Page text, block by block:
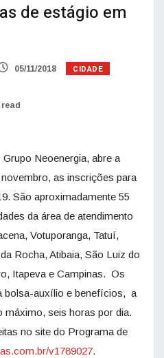
de estágio em
05/11/2018 CIDADE
Neoenergia, abre a
as inscrições para
São aproximadamente 55
da área de atendimento
Votuporanga, Tatuí,
Rocha, Atibaia, São Luiz do
Itapeva e Campinas. Os
bolsa-auxílio e benefícios, a
máximo, seis horas por dia.
no site do Programa de
v1789027.